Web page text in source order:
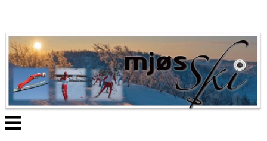
Veksle
navigasjon